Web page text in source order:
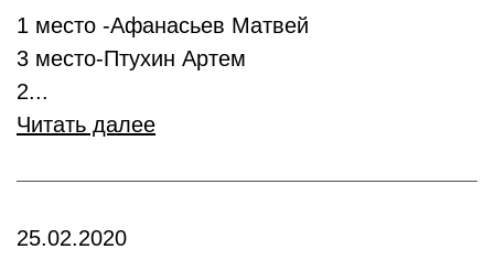
1 место -Афанасьев Матвей
3 место-Птухин Артем
2...
Читать далее
25.02.2020